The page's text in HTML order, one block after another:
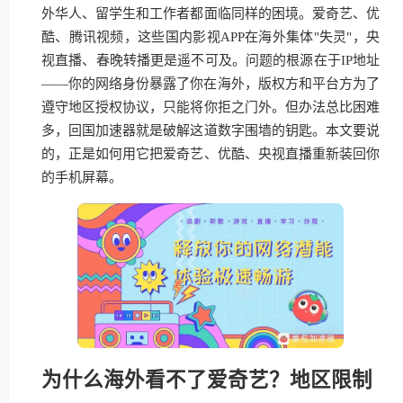
外华人、留学生和工作者都面临同样的困境。爱奇艺、优
酷、腾讯视频，这些国内影视APP在海外集体"失灵"，央
视直播、春晚转播更是遥不可及。问题的根源在于IP地址
——你的网络身份暴露了你在海外，版权方和平台方为了
遵守地区授权协议，只能将你拒之门外。但办法总比困难
多，回国加速器就是破解这道数字围墙的钥匙。本文要说
的，正是如何用它把爱奇艺、优酷、央视直播重新装回你
的手机屏幕。
为什么海外看不了爱奇艺？地区限制